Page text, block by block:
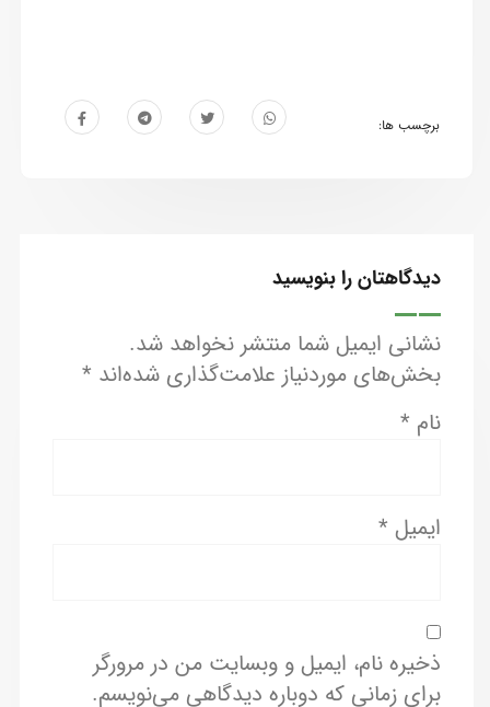
برچسب ها:
دیدگاهتان را بنویسید
نشانی ایمیل شما منتشر نخواهد شد.
بخش‌های موردنیاز علامت‌گذاری شده‌اند *
نام *
ایمیل *
ذخیره نام، ایمیل و وبسایت من در مرورگر
برای زمانی که دوباره دیدگاهی می‌نویسم.